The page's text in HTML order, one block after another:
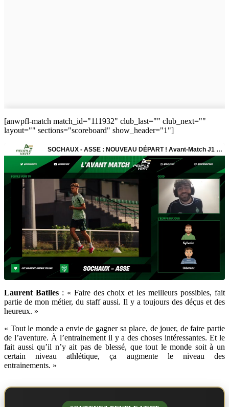
[anwpfl-match match_id="111932" club_last="" club_next=""
layout="" sections="scoreboard" show_header="1"]
Laurent Batlles: « Faire des choix et les meilleurs possibles, fait
partie de mon métier, du staff aussi. Il y a toujours des déçus et des
heureux. »
« Tout le monde a envie de gagner sa place, de jouer, de faire partie
de l’aventure. À l’entrainement il y a des choses intéressantes. Et le
fait aussi qu’il n’y ait pas de blessé, que tout le monde soit à un
certain niveau athlétique, ça augmente le niveau des
entrainements. »